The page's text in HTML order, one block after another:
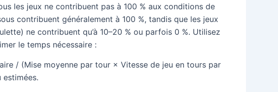
les jeux ne contribuent pas à 100 % aux conditions de
contribuent généralement à 100 %, tandis que les jeux
ne contribuent qu’à 10–20 % ou parfois 0 %. Utilisez
le temps nécessaire :
/ (Mise moyenne par tour × Vitesse de jeu en tours par
estimées.